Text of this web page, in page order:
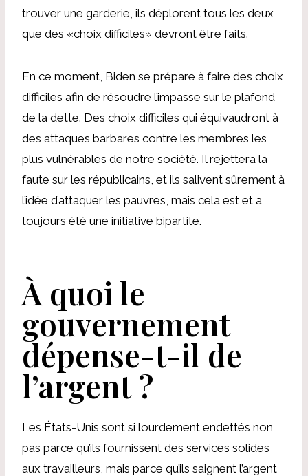
trouver une garderie, ils déplorent tous les deux
que des «choix difficiles» devront être faits.
En ce moment, Biden se prépare à faire des choix
difficiles afin de résoudre l’impasse sur le plafond
de la dette. Des choix difficiles qui équivaudront à
des attaques barbares contre les membres les
plus vulnérables de notre société. Il rejettera la
faute sur les républicains, et ils salivent sûrement à
l’idée d’attaquer les pauvres, mais cela est et a
toujours été une initiative bipartite.
À quoi le
gouvernement
dépense-t-il de
l’argent ?
Les États-Unis sont si lourdement endettés non
pas parce qu’ils fournissent des services solides
aux travailleurs, mais parce qu’ils saignent l’argent